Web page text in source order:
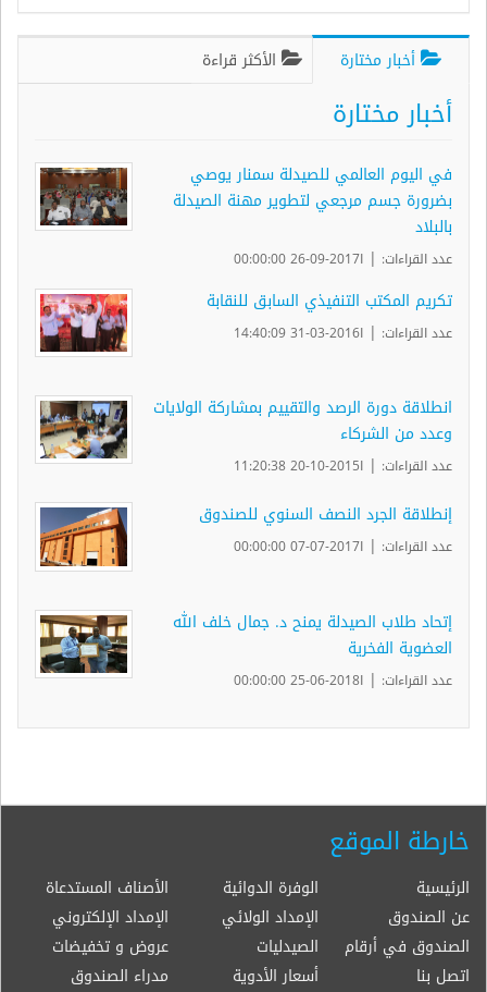
أخبار مختارة الأكثر قراءة
أخبار مختارة
في اليوم العالمي للصيدلة سمنار يوصي
بضرورة جسم مرجعي لتطوير مهنة الصيدلة
بالبلاد
عدد القراءات: | ا2017-09-26 00:00:00
تكريم المكتب التنفيذي السابق للنقابة
عدد القراءات: | ا2016-03-31 14:40:09
انطلاقة دورة الرصد والتقييم بمشاركة الولايات
وعدد من الشركاء
عدد القراءات: | ا2015-10-20 11:20:38
إنطلاقة الجرد النصف السنوي للصندوق
عدد القراءات: | ا2017-07-07 00:00:00
إتحاد طلاب الصيدلة يمنح د. جمال خلف الله
العضوية الفخرية
عدد القراءات: | ا2018-06-25 00:00:00
خارطة الموقع
الرئيسية الوفرة الدوائية
الأصناف المستدعاة
عن الصندوق
الإمداد الولائي
الإمداد الإلكتروني
الصندوق في أرقام
الصيدليات
عروض و تخفيضات
اتصل بنا
أسعار الأدوية مدراء الصندوق